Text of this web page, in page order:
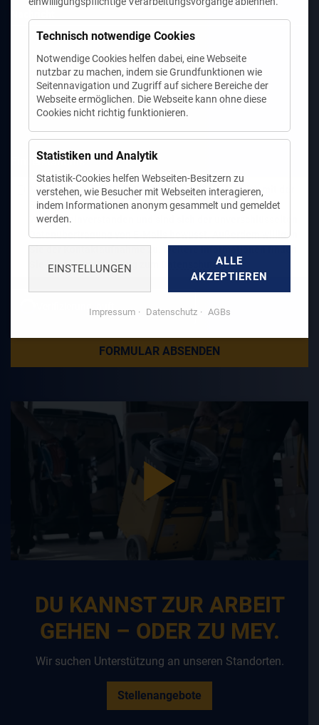
Pflichtfeld
Einverständnis*
Mit der Nutzung dieses Formulars erklären Sie sich mit der
Speicherung und Verarbeitung Ihrer Daten durch diese
Website einverstanden und sind sich der unverschlüsselten
Datenübertragung von E-Mails bewusst. Außerdem willigen
Sie der Kontaktaufnahme zu. Weitere Informationen finden
Sie in unserer Erklärung zum
Datenschutz.
Verifizierung läuft...
FORMULAR ABSENDEN
DU KANNST ZUR ARBEIT
GEHEN – ODER ZU MEY.
Wir suchen Unterstützung an unseren Standorten.
Stellenangebote
Technisch notwendige Cookies
Notwendige Cookies helfen dabei, eine Webseite
nutzbar zu machen, indem sie Grundfunktionen wie
Seitennavigation und Zugriff auf sichere Bereiche der
Webseite ermöglichen. Die Webseite kann ohne diese
Cookies nicht richtig funktionieren.
Statistiken und Analytik
Statistik-Cookies helfen Webseiten-Besitzern zu
verstehen, wie Besucher mit Webseiten interagieren,
indem Informationen anonym gesammelt und gemeldet
werden.
EINSTELLUNGEN
ALLE
AKZEPTIEREN
Impressum Datenschutz AGBs